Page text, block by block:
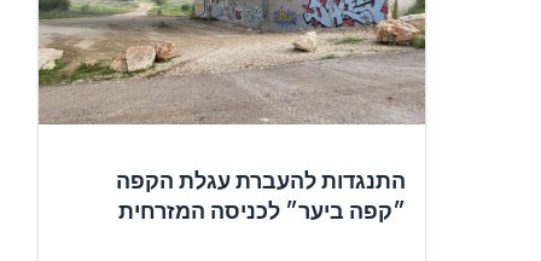
התנגדות להעברת עגלת הקפה
״קפה ביער״ לכניסה המזרחית